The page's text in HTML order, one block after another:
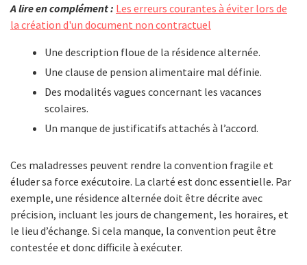
A lire en complément : Les erreurs courantes à éviter lors de
la création d'un document non contractuel
Une description floue de la résidence alternée.
Une clause de pension alimentaire mal définie.
Des modalités vagues concernant les vacances
scolaires.
Un manque de justificatifs attachés à l’accord.
Ces maladresses peuvent rendre la convention fragile et
éluder sa force exécutoire. La clarté est donc essentielle. Par
exemple, une résidence alternée doit être décrite avec
précision, incluant les jours de changement, les horaires, et
le lieu d’échange. Si cela manque, la convention peut être
contestée et donc difficile à exécuter.